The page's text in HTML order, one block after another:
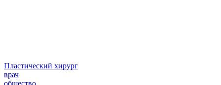
Пластический хирург
врач
общество